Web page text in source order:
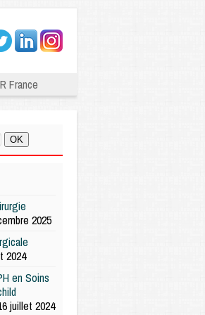
France
2025
2024
en Soins
juillet 2024